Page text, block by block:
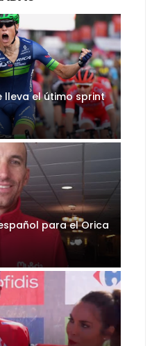
lleva el útimo sprint
para el Orica